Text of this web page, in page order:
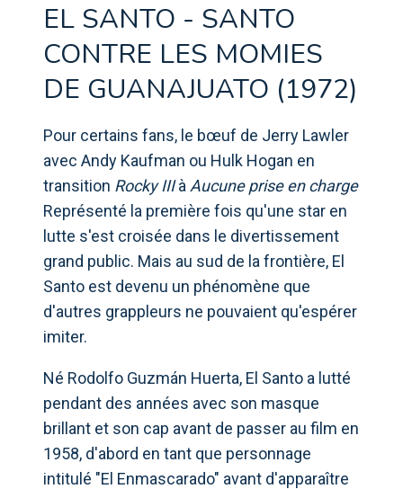
EL SANTO - SANTO
CONTRE LES MOMIES
DE GUANAJUATO (1972)
Pour certains fans, le bœuf de Jerry Lawler
avec Andy Kaufman ou Hulk Hogan en
transition Rocky IIIà Aucune prise en charge
Représenté la première fois qu'une star en
lutte s'est croisée dans le divertissement
grand public. Mais au sud de la frontière, El
Santo est devenu un phénomène que
d'autres grappleurs ne pouvaient qu'espérer
imiter.
Né Rodolfo Guzmán Huerta, El Santo a lutté
pendant des années avec son masque
brillant et son cap avant de passer au film en
1958, d'abord en tant que personnage
intitulé "El Enmascarado" avant d'apparaître